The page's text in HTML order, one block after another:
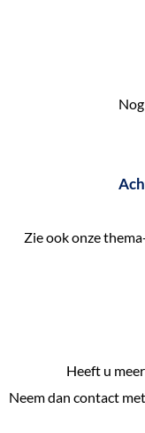
Zie ook onze
Heeft u
Neem dan contact